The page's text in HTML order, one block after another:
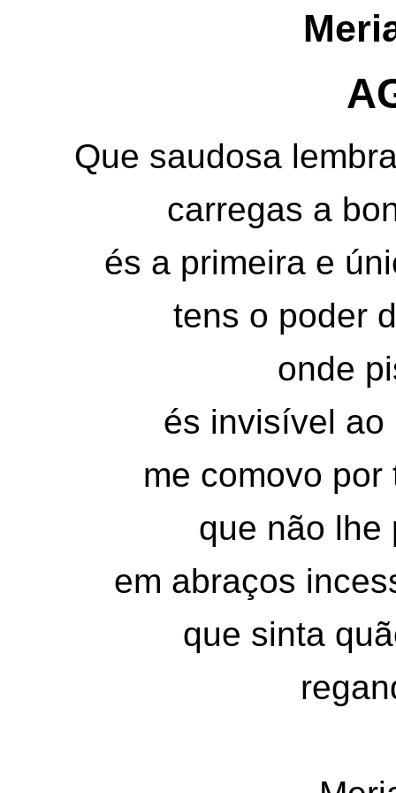
Que saudosa
carregas a
és a primeira e
tens o poder
onde
és invisível ao
me comovo
que não lhe
em abraços
que sinta